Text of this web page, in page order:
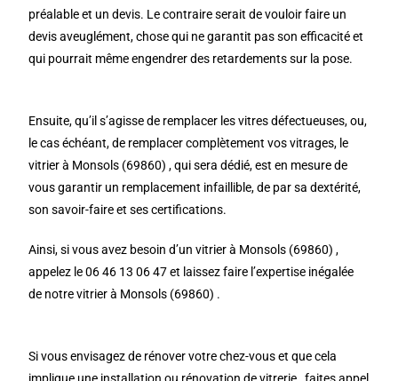
préalable et un devis. Le contraire serait de vouloir faire un
devis aveuglément, chose qui ne garantit pas son efficacité et
qui pourrait même engendrer des retardements sur la pose.
Ensuite, qu’il s’agisse de remplacer les vitres défectueuses, ou,
le cas échéant, de remplacer complètement vos vitrages, le
vitrier à Monsols (69860) , qui sera dédié, est en mesure de
vous garantir un remplacement infaillible, de par sa dextérité,
son savoir-faire et ses certifications.
Ainsi, si vous avez besoin d’un vitrier à Monsols (69860) ,
appelez le 06 46 13 06 47 et laissez faire l’expertise inégalée
de notre vitrier à Monsols (69860) .
Si vous envisagez de rénover votre chez-vous et que cela